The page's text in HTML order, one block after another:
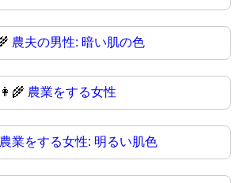
農夫の男性: 暗い肌の色
👩‍🌾 農業をする女性
農業をする女性: 明るい肌色